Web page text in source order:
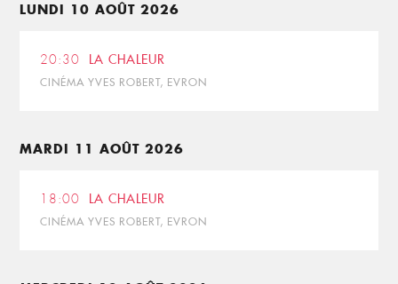
LUNDI 10 AOÛT 2026
20:30 LA CHALEUR
CINÉMA YVES ROBERT, EVRON
MARDI 11 AOÛT 2026
18:00 LA CHALEUR
CINÉMA YVES ROBERT, EVRON